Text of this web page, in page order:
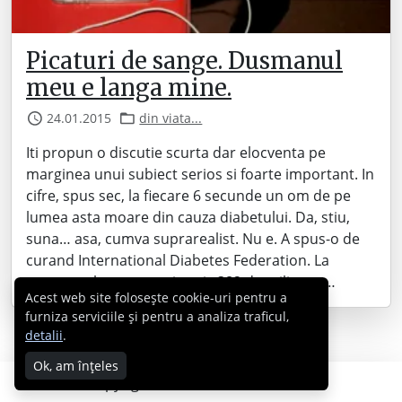
Picaturi de sange. Dusmanul
meu e langa mine.
24.01.2015 din viata...
Iti propun o discutie scurta dar elocventa pe
marginea unui subiect serios si foarte important. In
cifre, spus sec, la fiecare 6 secunde un om de pe
lumea asta moare din cauza diabetului. Da, stiu,
suna… asa, cumva suprarealist. Nu e. A spus-o de
curand International Diabetes Federation. La
momentul asta aproximativ 382 de milioane…
Copyright © 2007 - 2026 Cabral.ro
Acest web site folosește cookie-uri pentru a
furniza serviciile și pentru a analiza traficul,
detalii.
Ok, am înțeles